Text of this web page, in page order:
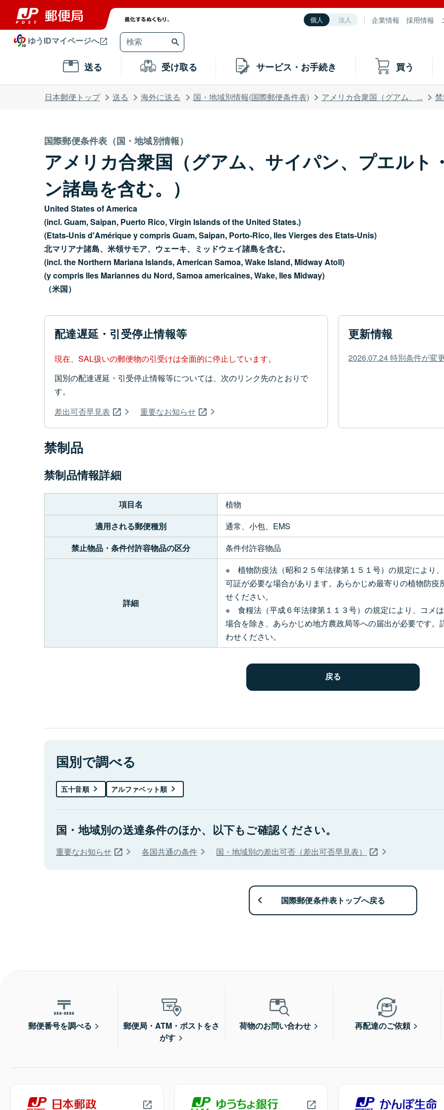
個人 法人 企業情報 採用情報
ゆうIDマイページへ
送る 受け取る サービス・お手続き 買う
日本郵便トップ 送る 海外に送る 国・地域別情報(国際郵便条件表) アメリカ合衆国（グアム、...
国際郵便条件表（国・地域別情報）
アメリカ合衆国（グアム、サイパン、プエルト
ン諸島を含む。）
United States of America
(incl. Guam, Saipan, Puerto Rico, Virgin Islands of the United States.)
(Etats-Unis d'Amérique y compris Guam, Saipan, Porto-Rico, Iles Vierges des Etats-Unis)
北マリアナ諸島、米領サモア、ウェーキ、ミッドウェイ諸島を含む。
(incl. the Northern Mariana Islands, American Samoa, Wake Island, Midway Atoll)
(y compris Iles Mariannes du Nord, Samoa americaines, Wake, Iles Midway)
（米国）
配達遅延・引受停止情報等
現在、SAL扱いの郵便物の引受けは全面的に停止しています。
国別の配達遅延・引受停止情報等については、次のリンク先のとおりで
す。
差出可否早見表
重要なお知らせ
更新情報
2026.07.24 特別条件が変
禁制品
禁制品情報詳細
項目名
植物
適用される郵便種別
通常、小包、EMS
禁止物品・条件付許容物品の区分
条件付許容物品
詳細
※ 植物防疫法（昭和２５年法律第１５１号）の規定により
可証が必要な場合があります。あらかじめ最寄りの植物防
せください。
※ 食糧法（平成６年法律第１１３号）の規定により、コメ
場合を除き、あらかじめ地方農政局等への届出が必要です
わせください。
国別で調べる
五十音順 アルファベット順
国・地域別の送達条件のほか、以下もご確認ください。
重要なお知らせ 各国共通の条件 国・地域別の差出可否（差出可否早見表）
国際郵便条件表トップへ戻る
郵便番号を調べる
郵便局・ATM・ポストをさ
がす
荷物のお問い合わせ 再配達のご依頼